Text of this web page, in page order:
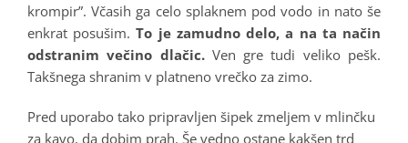
krompir”. Včasih ga celo splaknem pod vodo in nato še
enkrat posušim.To je zamudno delo, a na ta način
odstranim večino dlačic.Ven gre tudi veliko pešk.
Takšnega shranim v platneno vrečko za zimo.
Pred uporabo tako pripravljen šipek zmeljem v mlinčku
za kavo, da dobim prah. Še vedno ostane kakšen trd